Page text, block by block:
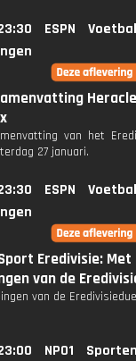
ESPN
van het
27 januari.
ESPN
Eredivisie: Met
van de
van de
NPO1